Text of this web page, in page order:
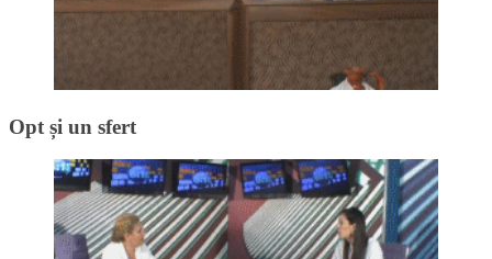
Opt și un sfert